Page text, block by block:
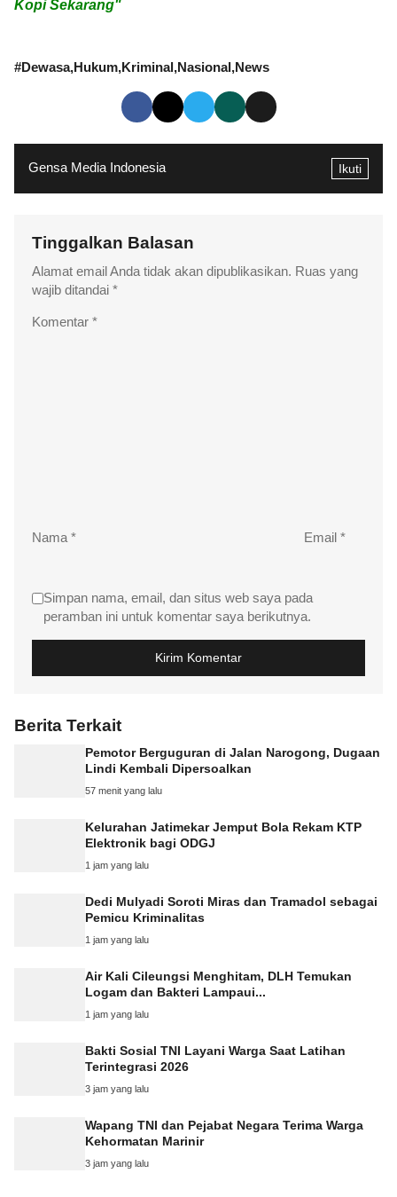
Kopi Sekarang"
#Dewasa Hukum Kriminal Nasional News
Gensa Media Indonesia Ikuti
Tinggalkan Balasan
Alamat email Anda tidak akan dipublikasikan. Ruas yang
wajib ditandai *
Komentar *
Nama * Email *
Simpan nama, email, dan situs web saya pada
peramban ini untuk komentar saya berikutnya.
Berita Terkait
Pemotor Berguguran di Jalan Narogong, Dugaan
Lindi Kembali Dipersoalkan
57 menit yang lalu
Kelurahan Jatimekar Jemput Bola Rekam KTP
Elektronik bagi ODGJ
1 jam yang lalu
Dedi Mulyadi Soroti Miras dan Tramadol sebagai
Pemicu Kriminalitas
1 jam yang lalu
Air Kali Cileungsi Menghitam, DLH Temukan
Logam dan Bakteri Lampaui...
1 jam yang lalu
Bakti Sosial TNI Layani Warga Saat Latihan
Terintegrasi 2026
3 jam yang lalu
Wapang TNI dan Pejabat Negara Terima Warga
Kehormatan Marinir
3 jam yang lalu